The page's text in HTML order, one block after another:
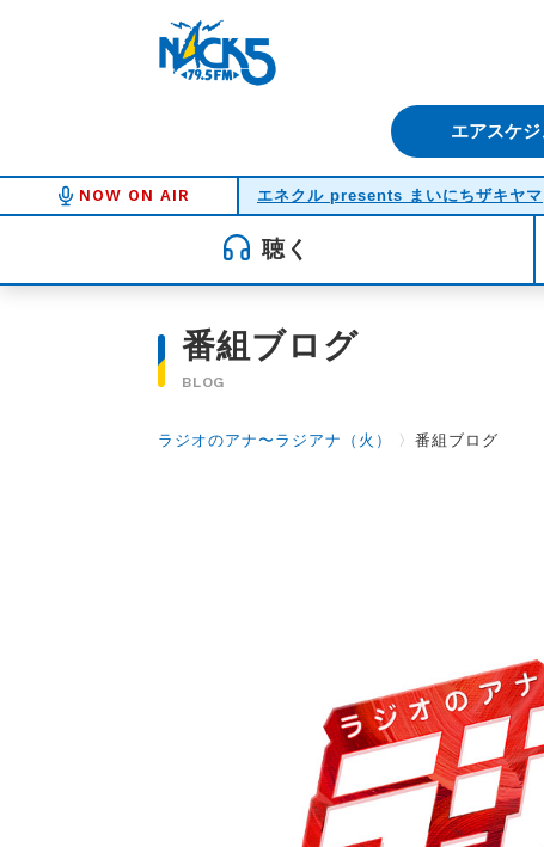
エアスケ
NOW ON AIR エネクル presents まいにちザキヤマ
聴く
番組ブログ
BLOG
ラジオのアナ〜ラジアナ（火） 〉 番組ブログ